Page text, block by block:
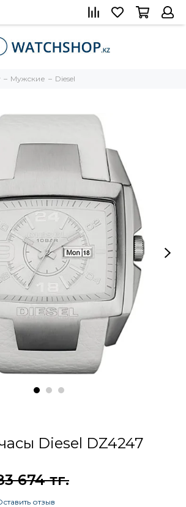
Мужские Diesel
Diesel DZ4247
674 тг.
отзыв